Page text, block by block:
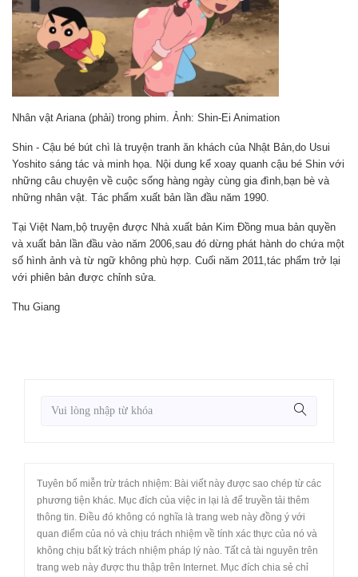
Nhân vật Ariana (phải) trong phim. Ảnh: Shin-Ei Animation
Shin - Cậu bé bút chì là truyện tranh ăn khách của Nhật Bản,do Usui
Yoshito sáng tác và minh họa. Nội dung kể xoay quanh cậu bé Shin với
những câu chuyện về cuộc sống hàng ngày cùng gia đình,bạn bè và
những nhân vật. Tác phẩm xuất bản lần đầu năm 1990.
Tại Việt Nam,bộ truyện được Nhà xuất bản Kim Đồng mua bản quyền
và xuất bản lần đầu vào năm 2006,sau đó dừng phát hành do chứa một
số hình ảnh và từ ngữ không phù hợp. Cuối năm 2011,tác phẩm trở lại
với phiên bản được chỉnh sửa.
Thu Giang
Tuyên bố miễn trừ trách nhiệm: Bài viết này được sao chép từ các
phương tiện khác. Mục đích của việc in lại là để truyền tải thêm
thông tin. Điều đó không có nghĩa là trang web này đồng ý với
quan điểm của nó và chịu trách nhiệm về tính xác thực của nó và
không chịu bất kỳ trách nhiệm pháp lý nào. Tất cả tài nguyên trên
trang web này được thu thập trên Internet. Mục đích chia sẻ chỉ